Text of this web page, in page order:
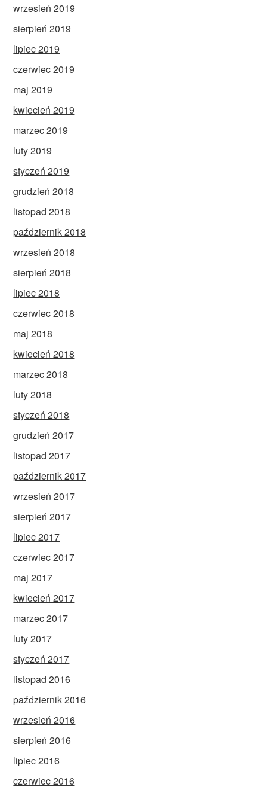
wrzesień 2019
sierpień 2019
lipiec 2019
czerwiec 2019
maj 2019
kwiecień 2019
marzec 2019
luty 2019
styczeń 2019
grudzień 2018
listopad 2018
październik 2018
wrzesień 2018
sierpień 2018
lipiec 2018
czerwiec 2018
maj 2018
kwiecień 2018
marzec 2018
luty 2018
styczeń 2018
grudzień 2017
listopad 2017
październik 2017
wrzesień 2017
sierpień 2017
lipiec 2017
czerwiec 2017
maj 2017
kwiecień 2017
marzec 2017
luty 2017
styczeń 2017
listopad 2016
październik 2016
wrzesień 2016
sierpień 2016
lipiec 2016
czerwiec 2016